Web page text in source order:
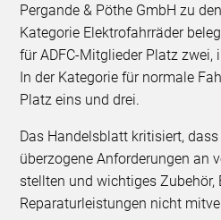
Pergande & Pöthe GmbH zu
Kategorie Elektrofahrräder
für ADFC-Mitglieder Platz zwei,
In der Kategorie für normale
Platz eins und drei.
Das Handelsblatt kritisiert,
überzogene Anforderungen an
stellten und wichtiges Zubehör,
Reparaturleistungen nicht